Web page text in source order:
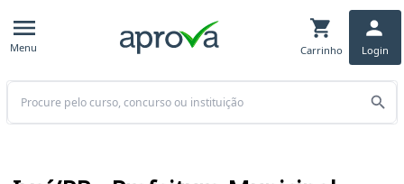
Menu Carrinho Login
Buscar